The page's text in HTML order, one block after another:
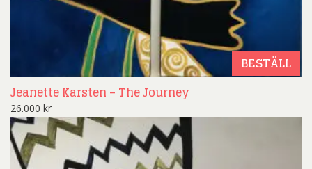
BESTÄLL
Jeanette Karsten – The Journey
26.000 kr